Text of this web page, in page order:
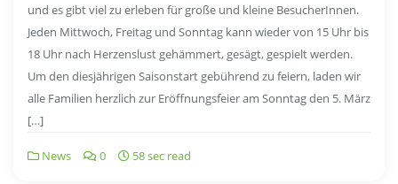
und es gibt viel zu erleben für große und kleine BesucherInnen.
Jeden Mittwoch, Freitag und Sonntag kann wieder von 15 Uhr bis
18 Uhr nach Herzenslust gehämmert, gesägt, gespielt werden.
Um den diesjährigen Saisonstart gebührend zu feiern, laden wir
alle Familien herzlich zur Eröffnungsfeier am Sonntag den 5. März
[…]
News 0 58 sec read